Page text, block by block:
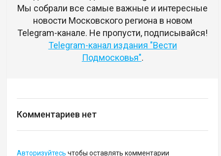
Мы собрали все самые важные и интересные
новости Московского региона в новом
Telegram-канале. Не пропусти, подписывайся!
Telegram-канал издания "Вести
Подмосковья".
Комментариев нет
Авторизуйтесь чтобы оставлять комментарии